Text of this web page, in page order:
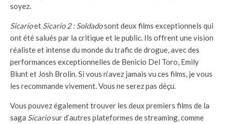
soyez.
Sicarioet Sicario 2 : Soldadosont deux films exceptionnels qui
ont été salués par la critique et le public. Ils offrent une vision
réaliste et intense du monde du trafic de drogue, avec des
performances exceptionnelles de Benicio Del Toro, Emily
Blunt et Josh Brolin. Si vous n’avez jamais vu ces films, je vous
les recommande vivement. Vous ne serez pas déçu.
Vous pouvez également trouver les deux premiers films de la
saga Sicariosur d’autres plateformes de streaming, comme